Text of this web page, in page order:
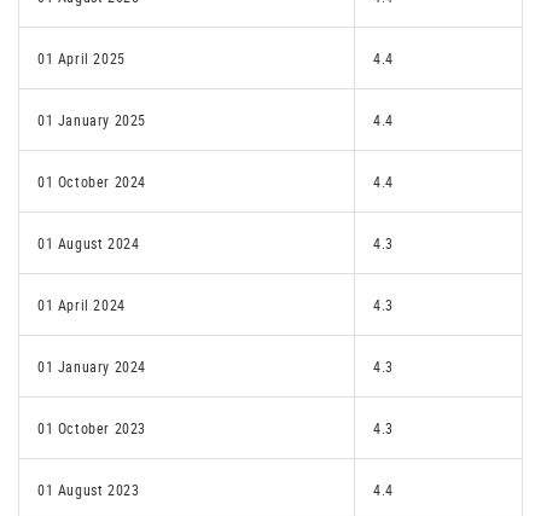
01 April 2025 4.4
01 January 2025 4.4
01 October 2024 4.4
01 August 2024 4.3
01 April 2024 4.3
01 January 2024 4.3
01 October 2023 4.3
01 August 2023 4.4